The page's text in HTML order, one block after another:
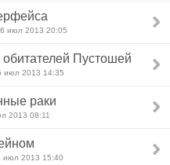
июл 2013 20:05
Пустошей
июл 2013 14:35
раки
2013 08:11
июл 2013 15:40